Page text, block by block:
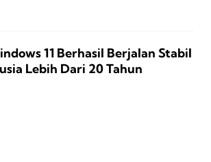
11 Berhasil Berjalan Stabil
Lebih Dari 20 Tahun